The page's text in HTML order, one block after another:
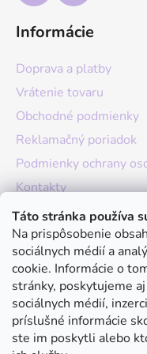
Táto stránka používa
Na prispôsobenie
sociálnych médií a
cookie. Informácie o
stránky, poskytujeme
sociálnych médií,
príslušné informácie
ste im poskytli alebo
Informácie
Doprava a platby
Vrátenie tovaru
Obchodné podmienky
Reklamačný poriadok
Podmienky ochrany
Kontakty
O nás
Hodnotenie obchodu
Moja objednávka
Instagram